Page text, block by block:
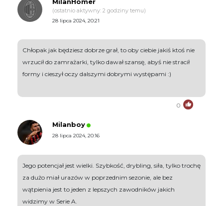
MilanHomer
(ostatnio aktywny: 2 godziny temu)
28 lipca 2024, 20:21
Chłopak jak będziesz dobrze grał, to oby ciebie jakiś ktoś nie
wrzucił do zamrażarki, tylko dawał szansę, abyś nie stracił
formy i cieszył oczy dalszymi dobrymi występami :)
0
Milanboy
28 lipca 2024, 20:16
Jego potencjał jest wielki. Szybkość, drybling, siła, tylko trochę
za dużo miał urazów w poprzednim sezonie, ale bez
wątpienia jest to jeden z lepszych zawodników jakich
widzimy w Serie A.